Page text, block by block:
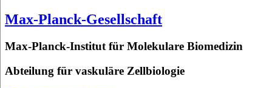
Max-Planck-Gesellschaft
Max-Planck-Institut für Molekulare Biomedizin
Abteilung für vaskuläre Zellbiologie